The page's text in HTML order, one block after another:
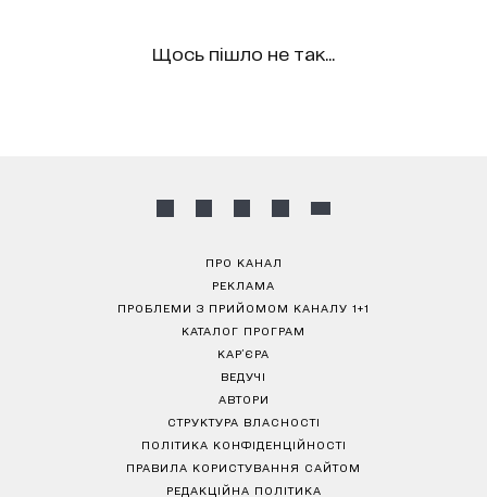
Щось пішло не так...
ПРО КАНАЛ
РЕКЛАМА
ПРОБЛЕМИ З ПРИЙОМОМ КАНАЛУ 1+1
КАТАЛОГ ПРОГРАМ
КАР’ЄРА
ВЕДУЧІ
АВТОРИ
СТРУКТУРА ВЛАСНОСТІ
ПОЛІТИКА КОНФІДЕНЦІЙНОСТІ
ПРАВИЛА КОРИСТУВАННЯ САЙТОМ
РЕДАКЦІЙНА ПОЛІТИКА